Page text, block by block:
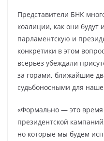
Представители БНК
коалиции, как они будут
парламентскую и
конкретики в этом
всерьез убеждали
за горами, ближайшие
судьбоносными для
«Формально — это
президентской
но которые мы будем